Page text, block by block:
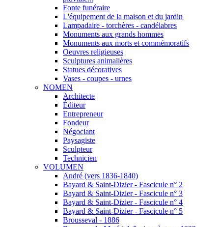
Fonte funéraire
L'équipement de la maison et du jardin
Lampadaire - torchères - candélabres
Monuments aux grands hommes
Monuments aux morts et commémoratifs
Oeuvres religieuses
Sculptures animalières
Statues décoratives
Vases - coupes - urnes
NOMEN
Architecte
Éditeur
Entrepreneur
Fondeur
Négociant
Paysagiste
Sculpteur
Technicien
VOLUMEN
André (vers 1836-1840)
Bayard & Saint-Dizier - Fascicule n° 2
Bayard & Saint-Dizier - Fascicule n° 3
Bayard & Saint-Dizier - Fascicule n° 4
Bayard & Saint-Dizier - Fascicule n° 5
Brousseval - 1886